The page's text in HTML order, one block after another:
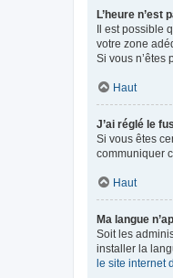
L’heure n’est
Il est possible
votre zone
Si vous n’êtes
Haut
J’ai réglé le
Si vous êtes
communiquer
Haut
Ma langue
Soit les
installer la
le site internet